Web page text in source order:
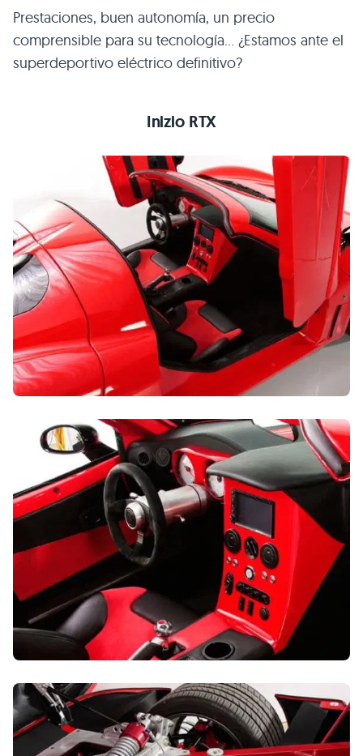
Prestaciones, buen autonomía, un precio
comprensible para su tecnología… ¿Estamos ante el
superdeportivo eléctrico definitivo?
Inizio RTX